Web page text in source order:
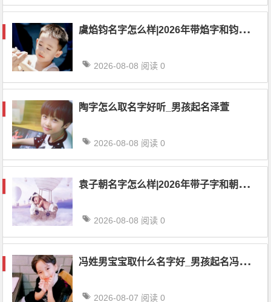
虞
焰钧名字怎么样|2026年带焰字和钧字名字精选980个
2026-08-08 阅读 0
陶字怎么取名字好听_男孩起名泽萱
2026-08-08 阅读 0
袁
子朝名字怎么样|2026年带子字和朝字名字精选1111个
2026-08-08 阅读 0
冯
姓男宝宝取什么名字好_男孩起名冯怀靖
2026-08-07 阅读 0